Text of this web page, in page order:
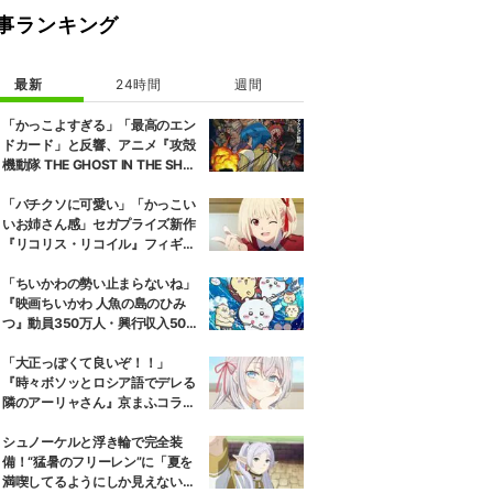
ランキング
最新 24時間 週間
「かっこよすぎる」「最高のエン
ドカード」と反響、アニメ『攻殻
機動隊 THE GHOST IN THE SHEL
「バチクソに可愛い」「かっこい
いお姉さん感」セガプライズ新作
『リコリス・リコイル』フィギュ
「ちいかわの勢い止まらないね」
『映画ちいかわ 人魚の島のひみ
つ』動員350万人・興行収入50億
「大正っぽくて良いぞ！！」
『時々ボソッとロシア語でデレる
隣のアーリャさん』京まふコラボ
シュノーケルと浮き輪で完全装
備！“猛暑のフリーレン”に「夏を
満喫してるようにしか見えない」